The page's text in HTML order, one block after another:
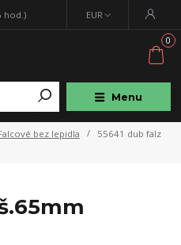
Menu
EUR
hod.)
0
bez lepidla
55641 dub falz